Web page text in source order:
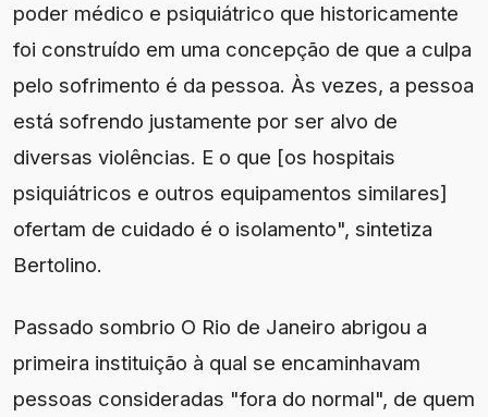
poder médico e psiquiátrico que historicamente
foi construído em uma concepção de que a culpa
pelo sofrimento é da pessoa. Às vezes, a pessoa
está sofrendo justamente por ser alvo de
diversas violências. E o que [os hospitais
psiquiátricos e outros equipamentos similares]
ofertam de cuidado é o isolamento", sintetiza
Bertolino.
Passado sombrio O Rio de Janeiro abrigou a
primeira instituição à qual se encaminhavam
pessoas consideradas "fora do normal", de quem